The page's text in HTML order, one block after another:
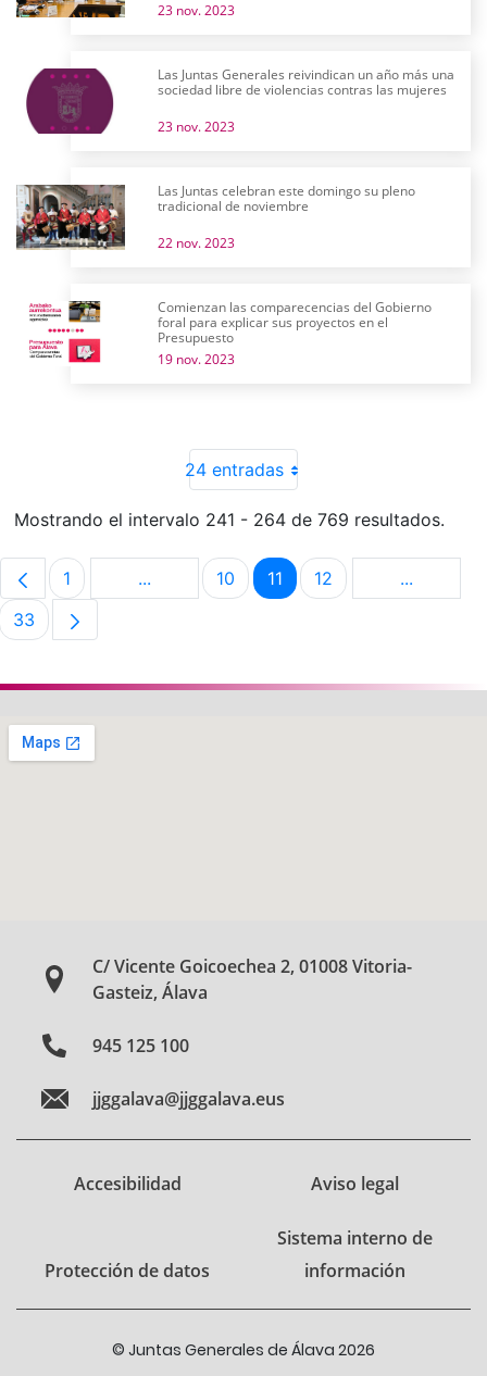
23 nov. 2023
Las Juntas Generales reivindican un año más una
sociedad libre de violencias contras las mujeres
23 nov. 2023
Las Juntas celebran este domingo su pleno
tradicional de noviembre
22 nov. 2023
Comienzan las comparecencias del Gobierno
foral para explicar sus proyectos en el
Presupuesto
19 nov. 2023
24 entradas
Mostrando el intervalo 241 - 264 de 769 resultados.
Página
1 ...Páginas intermedias Use TAB para
Página
10 Página
11 Página
12 ...Páginas
Página
33
C/ Vicente Goicoechea 2, 01008 Vitoria-
Gasteiz, Álava
945 125 100
jjggalava@jjggalava.eus
Accesibilidad Aviso legal
Protección de datos
Sistema interno de
información
© Juntas Generales de Álava 2026